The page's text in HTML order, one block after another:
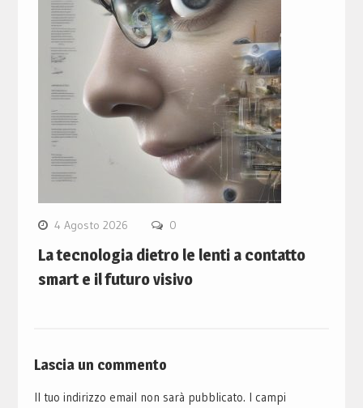
4 Agosto 2026 0
La tecnologia dietro le lenti a contatto
smart e il futuro visivo
Lascia un commento
Il tuo indirizzo email non sarà pubblicato. I campi